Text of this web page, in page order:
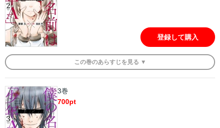
登録して購入
この巻のあらすじを 見る ▼
3巻
700pt